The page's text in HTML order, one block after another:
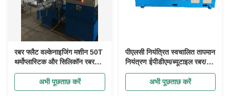
रबर फ्लैट वल्केनाइजिंग मशीन 50T
थर्मोप्लास्टिक और सिलिकॉन रबर
उत्पाद गर्म दबाने मोल्डिंग मशीन
अभी पूछताछ करें
पीएलसी नियंत्रित स्वचालित तापमान
नियंत्रण ईपीडीएम/ब्यूटाइल रबर/
एनआर कोल्ड फीड एक्सट्रूडर
अभी पूछताछ करें